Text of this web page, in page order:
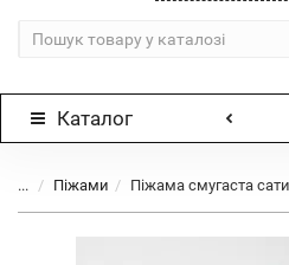
Каталог
... Піжами Піжама смугаста